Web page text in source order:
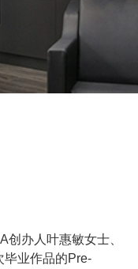
办人叶惠敏女士、
毕业作品的Pre-